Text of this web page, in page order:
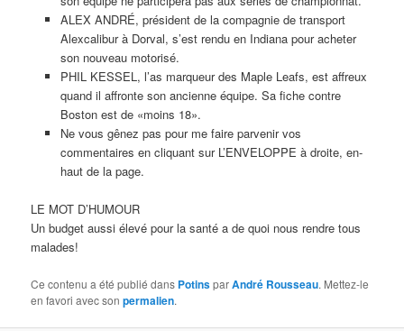
ALEX ANDRÉ, président de la compagnie de transport
Alexcalibur à Dorval, s’est rendu en Indiana pour acheter
son nouveau motorisé.
PHIL KESSEL, l’as marqueur des Maple Leafs, est affreux
quand il affronte son ancienne équipe. Sa fiche contre
Boston est de «moins 18».
Ne vous gênez pas pour me faire parvenir vos
commentaires en cliquant sur L’ENVELOPPE à droite, en-
haut de la page.
LE MOT D’HUMOUR
Un budget aussi élevé pour la santé a de quoi nous rendre tous
malades!
Ce contenu a été publié dans PotinsparAndré Rousseau. Mettez-le
en favori avec sonpermalien.